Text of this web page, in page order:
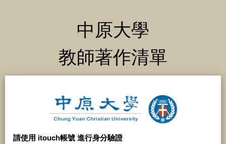
中原大學
教師著作清單
請使用 itouch帳號 進行身分驗證